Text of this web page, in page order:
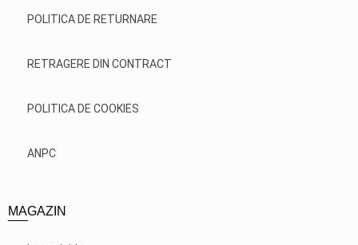
POLITICA DE RETURNARE
RETRAGERE DIN CONTRACT
POLITICA DE COOKIES
ANPC
MAGAZIN